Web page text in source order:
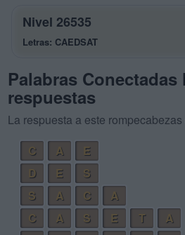
Nivel 26535
Letras: CAEDSAT
Palabras Conectadas
respuestas
La respuesta a este rompecabezas
C
A
E
D
E
S
S
A C
A
C
A S E T
A